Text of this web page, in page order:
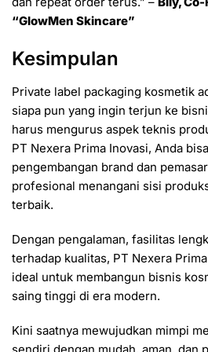
“GlowMen Skincare”
Kesimpulan
Private label packaging kosmetik
siapa pun yang ingin terjun ke
harus mengurus aspek teknis
PT Nexera Prima Inovasi, Anda
pengembangan brand dan
profesional menangani sisi
terbaik.
Dengan pengalaman, fasilitas
terhadap kualitas, PT Nexera
ideal untuk membangun bisnis
saing tinggi di era modern.
Kini saatnya mewujudkan mimpi